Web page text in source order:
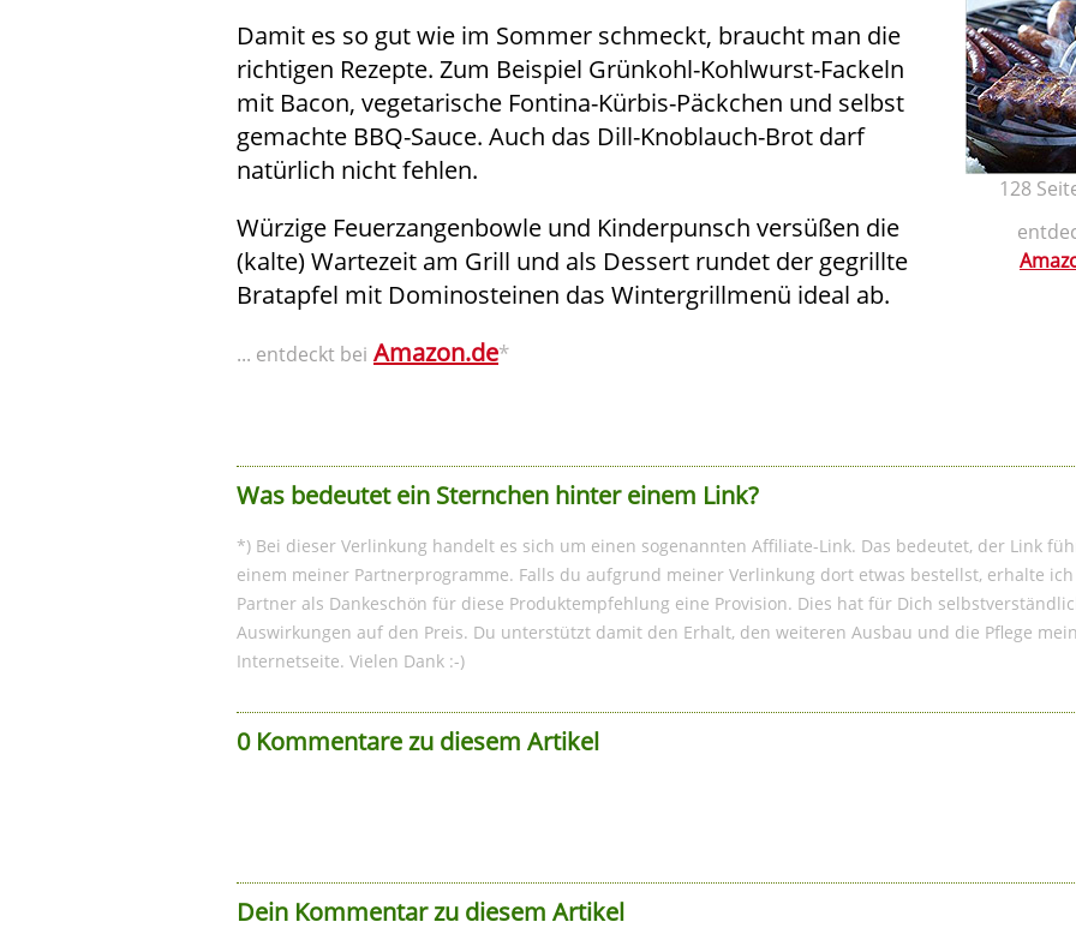
128
Damit es so gut wie im Sommer schmeckt, braucht man die
richtigen Rezepte. Zum Beispiel Grünkohl-Kohlwurst-Fackeln
mit Bacon, vegetarische Fontina-Kürbis-Päckchen und selbst
gemachte BBQ-Sauce. Auch das Dill-Knoblauch-Brot darf
natürlich nicht fehlen.
Würzige Feuerzangenbowle und Kinderpunsch versüßen die
(kalte) Wartezeit am Grill und als Dessert rundet der gegrillte
Bratapfel mit Dominosteinen das Wintergrillmenü ideal ab.
... entdeckt bei Amazon.de*
Was bedeutet ein Sternchen hinter einem Link?
*) Bei dieser Verlinkung handelt es sich um einen sogenannten Affiliate-Link. Das bedeutet, der Link
einem meiner Partnerprogramme. Falls du aufgrund meiner Verlinkung dort etwas bestellst, erhalte
Partner als Dankeschön für diese Produktempfehlung eine Provision. Dies hat für Dich
Auswirkungen auf den Preis. Du unterstützt damit den Erhalt, den weiteren Ausbau und die Pflege
Internetseite. Vielen Dank :-)
0 Kommentare zu diesem Artikel
Dein Kommentar zu diesem Artikel